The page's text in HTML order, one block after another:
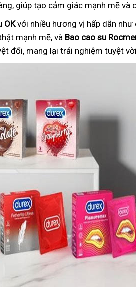
giúp tạo cảm giác mạnh mẽ và
OKvới nhiều hương vị hấp dẫn như
mạnh mẽ, và Bao cao su
đối, mang lại trải nghiệm tuyệt